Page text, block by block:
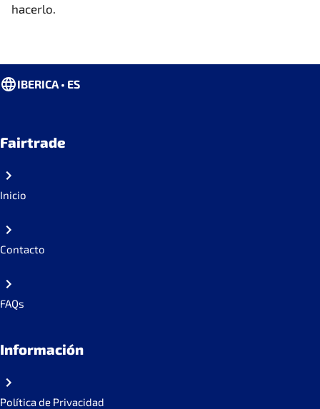
hacerlo.
IBERICA • ES
Fairtrade
Inicio
Contacto
FAQs
Información
Política de Privacidad